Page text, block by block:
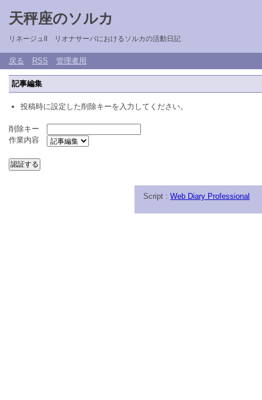
天秤座のソルカ
リネージュII リオナサーバにおけるソルカの活動日記
戻る RSS 管理者用
記事編集
投稿時に設定した削除キーを入力してください。
削除キー
作業内容
Script : Web Diary Professional